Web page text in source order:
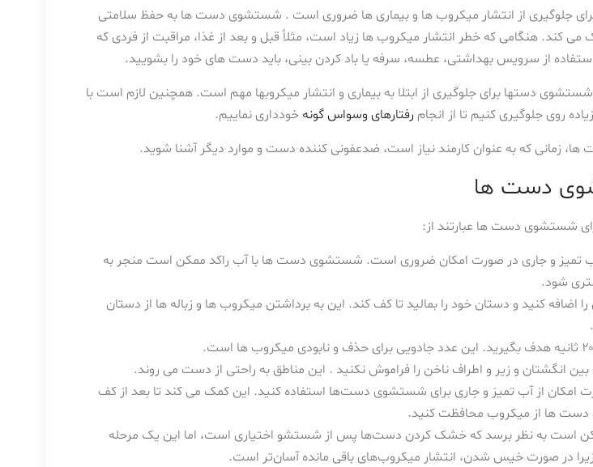
جلوگیری از انتشار میکروب ها و بیماری ها ضروری است . شستشوی دست ها به حفظ سلامتی
می کند. هنگامی که خطر انتشار میکروب ها زیاد است، مثلاً قبل و بعد از غذا، مراقبت از فردی که
استفاده از سرویس بهداشتی، عطسه، سرفه یا باد کردن بینی، باید دست های خود را بشویید.
دستها برای جلوگیری از ابتلا به بیماری و انتشار میکروبها مهم است. همچنین لازم است با
روی جلوگیری کنیم تا از انجام رفتارهای وسواس گونه خودداری نماییم.
زمانی که به عنوان کارمند نیاز است، ضدعفونی کننده دست و موارد دیگر آشنا شوید.
دست ها
شستشوی دست ها عبارتند از:
آب تمیز و جاری در صورت امکان ضروری است. شستشوی دست ها با آب راکد ممکن است منجر به
شود.
اضافه کنید و دستان خود را بمالید تا کف کند. این به برداشتن میکروب ها و زباله ها از دستان
انگشتان و زیر و اطراف ناخن را فراموش نکنید . این مناطق به راحتی از دست می روند.
امکان از آب تمیز و جاری برای شستشوی دست‌ها استفاده کنید. این کمک می کند تا بعد از کف
دست ها از میکروب محافظت کنید.
است به نظر برسد که خشک کردن دست‌ها پس از شستشو اختیاری است، اما این یک مرحله
در صورت خیس شدن، انتشار میکروب‌های باقی مانده آسان‌تر است.